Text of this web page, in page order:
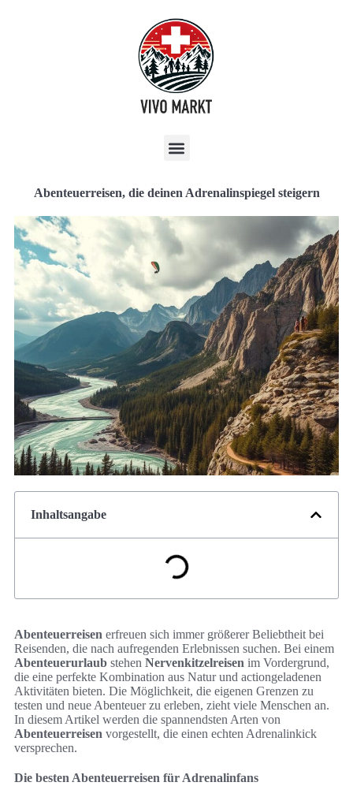
Abenteuerreisen, die deinen Adrenalinspiegel steigern
Inhaltsangabe
Abenteuerreisen erfreuen sich immer größerer Beliebtheit bei
Reisenden, die nach aufregenden Erlebnissen suchen. Bei einem
Abenteuerurlaub stehen Nervenkitzelreisen im Vordergrund,
die eine perfekte Kombination aus Natur und actiongeladenen
Aktivitäten bieten. Die Möglichkeit, die eigenen Grenzen zu
testen und neue Abenteuer zu erleben, zieht viele Menschen an.
In diesem Artikel werden die spannendsten Arten von
Abenteuerreisen vorgestellt, die einen echten Adrenalinkick
versprechen.
Die besten Abenteuerreisen für Adrenalinfans